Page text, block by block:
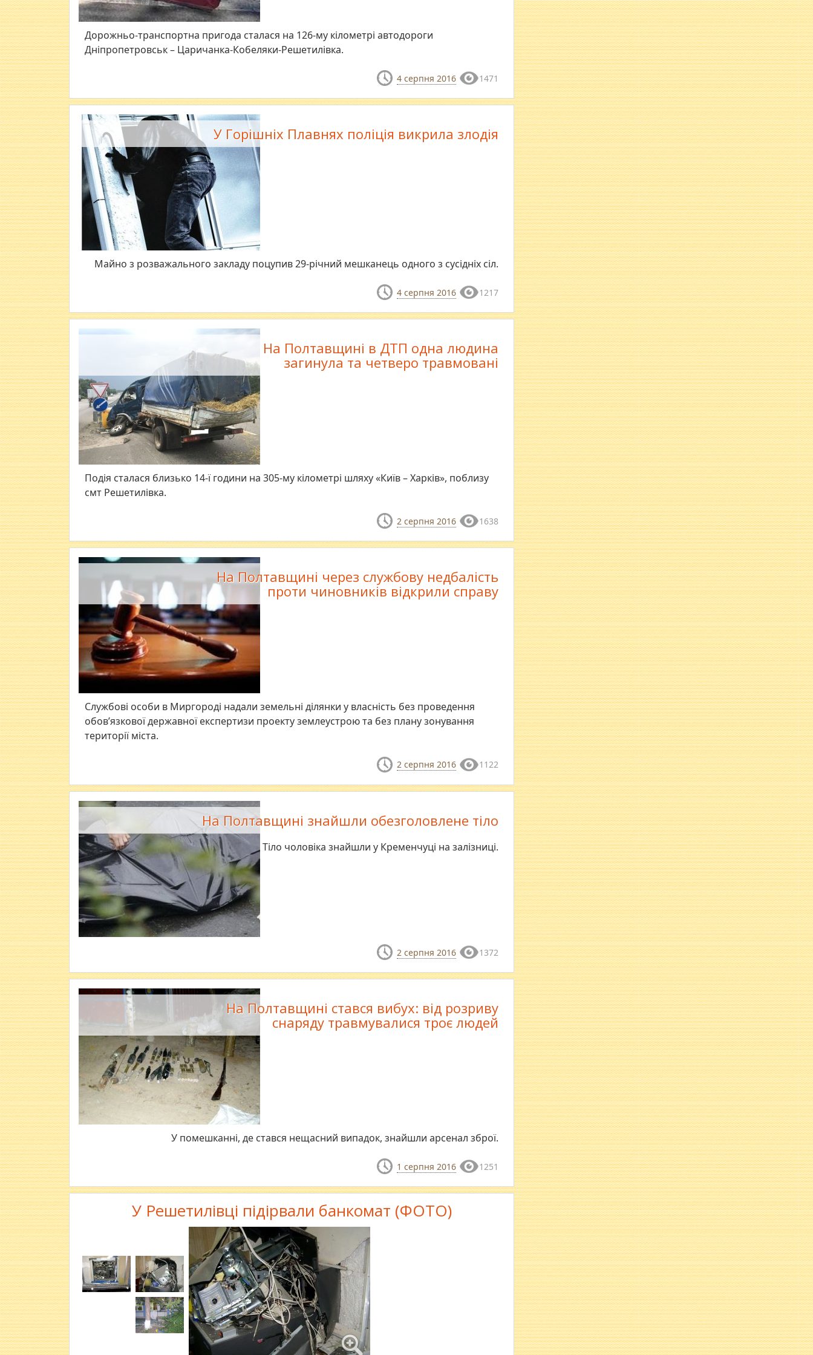
Дорожньо-транспортна пригода сталася на 126-му кілометрі автодороги
Дніпропетровськ – Царичанка-Кобеляки-Решетилівка.
4 серпня 2016 1471
У Горішніх Плавнях поліція викрила злодія
Майно з розважального закладу поцупив 29-річний мешканець одного з сусідніх сіл.
4 серпня 2016 1217
На Полтавщині в ДТП одна людина
загинула та четверо травмовані
Подія сталася близько 14-ї години на 305-му кілометрі шляху «Київ – Харків», поблизу
смт Решетилівка.
2 серпня 2016 1638
На Полтавщині через службову недбалість
проти чиновників відкрили справу
Службові особи в Миргороді надали земельні ділянки у власність без проведення
обов’язкової державної експертизи проекту землеустрою та без плану зонування
території міста.
2 серпня 2016 1122
На Полтавщині знайшли обезголовлене тіло
Тіло чоловіка знайшли у Кременчуці на залізниці.
2 серпня 2016 1372
На Полтавщині стався вибух: від розриву
снаряду травмувалися троє людей
У помешканні, де стався нещасний випадок, знайшли арсенал зброї.
1 серпня 2016 1251
У Решетилівці підірвали банкомат (ФОТО)